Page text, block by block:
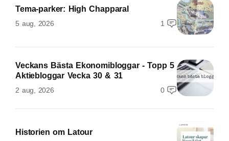
Tema-parker: High Chapparal
5 aug, 2026 1
Veckans Bästa Ekonomibloggar - Topp 5
Aktiebloggar Vecka 30 & 31
2 aug, 2026 0
Historien om Latour